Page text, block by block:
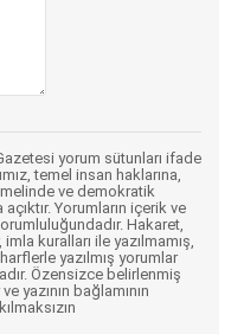
yorum sütunları ifade
temel insan haklarına,
ve demokratik
Yorumların içerik ve
Hakaret,
kuralları ile yazılmamış,
yazılmış yorumlar
Özensizce belirlenmiş
yazının bağlamının